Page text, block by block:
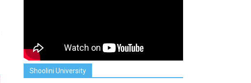
Shoolini University